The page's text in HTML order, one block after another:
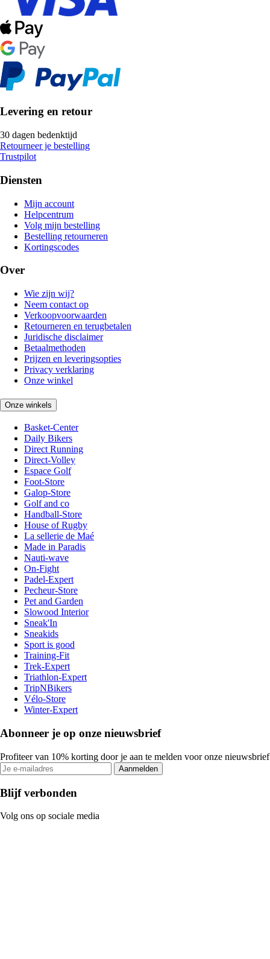
Levering en retour
30 dagen bedenktijd
Retourneer je bestelling
Trustpilot
Diensten
Mijn account
Helpcentrum
Volg mijn bestelling
Bestelling retourneren
Kortingscodes
Over
Wie zijn wij?
Neem contact op
Verkoopvoorwaarden
Retourneren en terugbetalen
Juridische disclaimer
Betaalmethoden
Prijzen en leveringsopties
Privacy verklaring
Onze winkel
Onze winkels
Basket-Center
Daily Bikers
Direct Running
Direct-Volley
Espace Golf
Foot-Store
Galop-Store
Golf and co
Handball-Store
House of Rugby
La sellerie de Maé
Made in Paradis
Nauti-wave
On-Fight
Padel-Expert
Pecheur-Store
Pet and Garden
Slowood Interior
Sneak'In
Sneakids
Sport is good
Training-Fit
Trek-Expert
Triathlon-Expert
TripNBikers
Vélo-Store
Winter-Expert
Abonneer je op onze nieuwsbrief
Profiteer van 10% korting door je aan te melden voor onze nieuwsbrief
Aanmelden
Blijf verbonden
Volg ons op sociale media